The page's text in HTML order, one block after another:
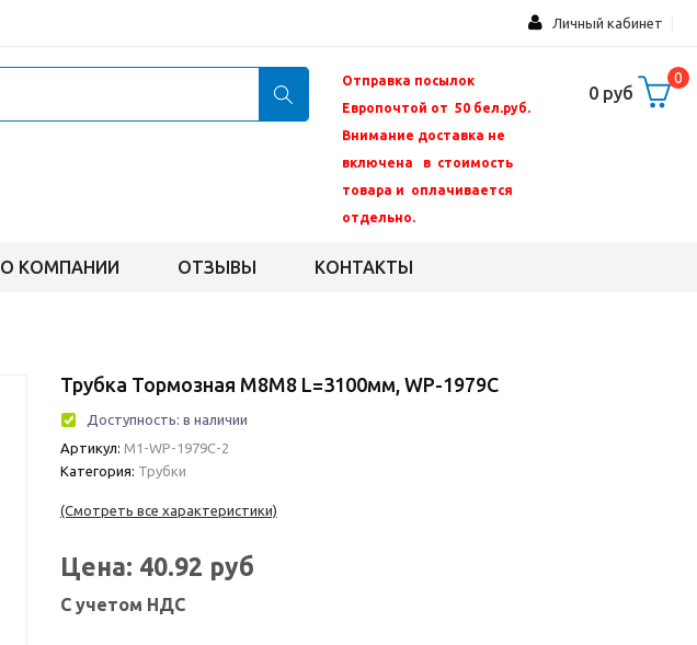
Личный кабинет
Отправка посылок
Европочтой от 50 бел.руб.
Внимание доставка не
включена в стоимость
товара и оплачивается
отдельно.
0 руб
0
О КОМПАНИИ ОТЗЫВЫ КОНТАКТЫ
Трубка Тормозная M8M8 L=3100мм, WP-1979C
Доступность: в наличии
Артикул: М1-WP-1979C-2
Категория: Трубки
(Смотреть все характеристики)
Цена: 40.92 руб
С учетом НДС